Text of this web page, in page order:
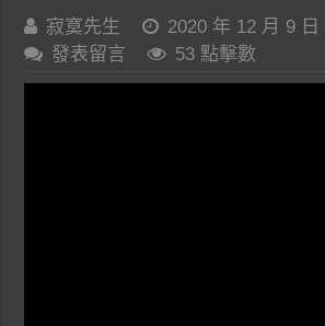
寂寞先生 2020 年 12 月 9 日
發表留言
53 點擊數